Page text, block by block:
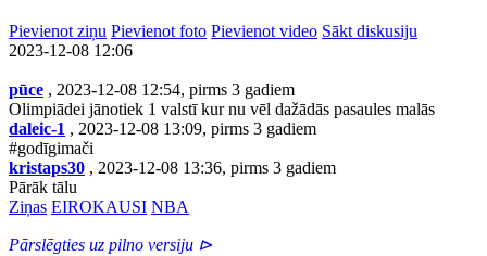
Pievienot ziņu Pievienot foto Pievienot video Sākt diskusiju
2023-12-08 12:06
pūce , 2023-12-08 12:54, pirms 3 gadiem
Olimpiādei jānotiek 1 valstī kur nu vēl dažādās pasaules malās
daleic-1 , 2023-12-08 13:09, pirms 3 gadiem
#godīgimači
kristaps30 , 2023-12-08 13:36, pirms 3 gadiem
Pārāk tālu
Ziņas EIROKAUSI NBA
Pārslēgties uz pilno versiju ⊳